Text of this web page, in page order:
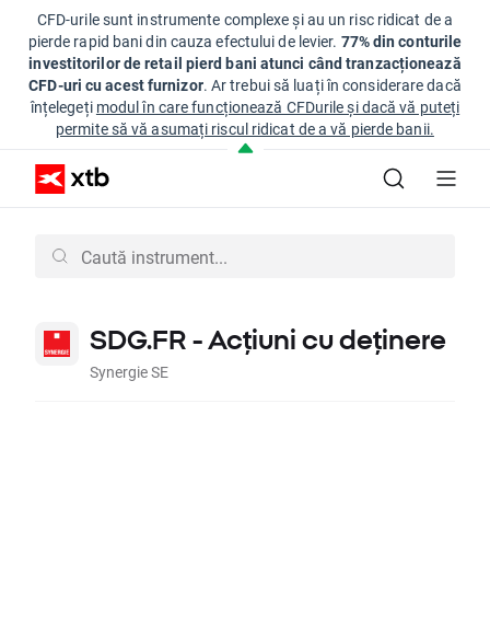
CFD-urile sunt instrumente complexe și au un risc ridicat de a
pierde rapid bani din cauza efectului de levier. 77% din conturile
investitorilor de retail pierd bani atunci când tranzacționează
CFD-uri cu acest furnizor. Ar trebui să luați în considerare dacă
înțelegeți modul în care funcționează CFDurile și dacă vă puteți
permite să vă asumați riscul ridicat de a vă pierde banii.
SDG.FR - Acțiuni cu deținere
Synergie SE